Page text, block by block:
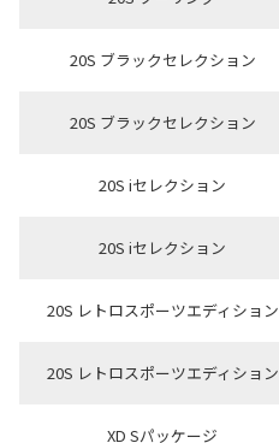
20S ブラックセレクション
20S ブラックセレクション
20S iセレクション
20S iセレクション
20S レトロスポーツエディション
20S レトロスポーツエディション
XD Sパッケージ